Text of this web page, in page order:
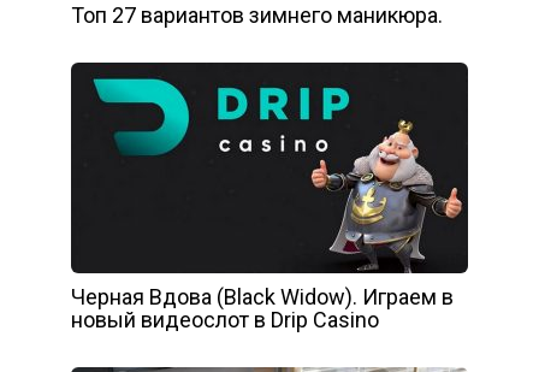
Топ 27 вариантов зимнего маникюра.
Черная Вдова (Black Widow). Играем в
новый видеослот в Drip Casino